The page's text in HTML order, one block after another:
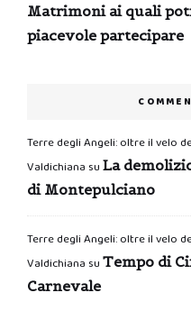
Matrimoni ai quali
piacevole partecipare
Terre degli Angeli: oltre il velo
Valdichiana su La
di Montepulciano
Terre degli Angeli: oltre il velo
Valdichiana su Tempo di
Carnevale